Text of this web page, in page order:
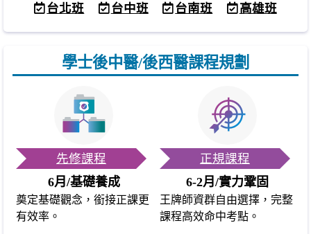
台北班 台中班 台南班 高雄班
學士後中醫/後西醫課程規劃
先修課程
6月/基礎養成
奠定基礎觀念，銜接正課更
有效率。
正規課程
6-2月/實力鞏固
王牌師資群自由選擇，完整
課程高效命中考點。